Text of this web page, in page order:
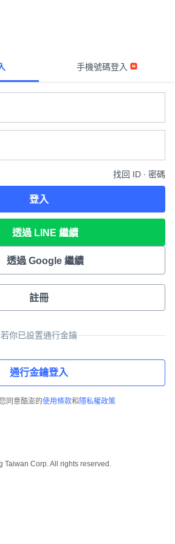
手機號碼登入
找回 ID ∙ 密碼
登入
透過 LINE 繼續
透過 Google 繼續
註冊
若你已設置通行金鑰
通行金鑰登入
同意酷澎的使用條款和 隱私權政策
Taiwan Corp. All rights reserved.